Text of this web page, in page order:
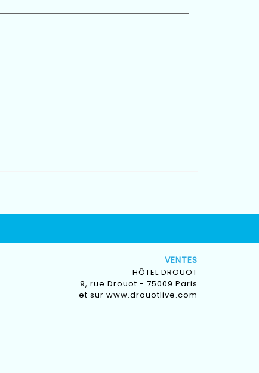
VENTES
HÔTEL DROUOT
9, rue Drouot - 75009 Paris
et sur www.drouotlive.com